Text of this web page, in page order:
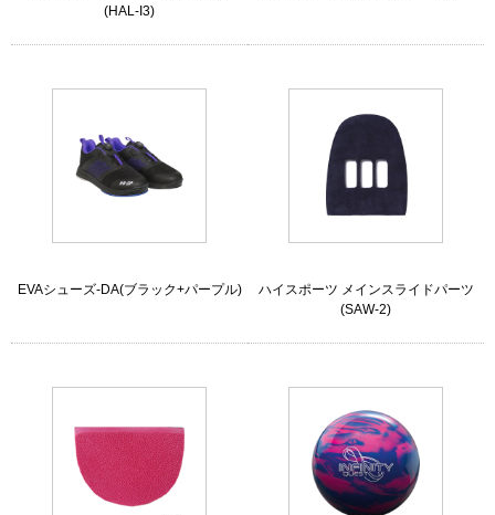
(HAL-I3)
EVAシューズ-DA(ブラック+パープル)
ハイスポーツ メインスライドパーツ
(SAW-2)